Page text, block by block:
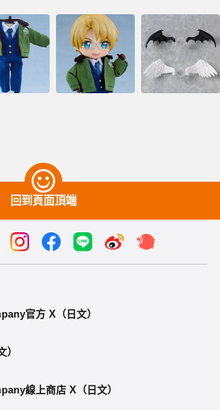
回到頁面頂端
官方 X（日文）
線上商店 X（日文）